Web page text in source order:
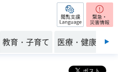
閲覧支援
教育・子育て 医療・健康・福